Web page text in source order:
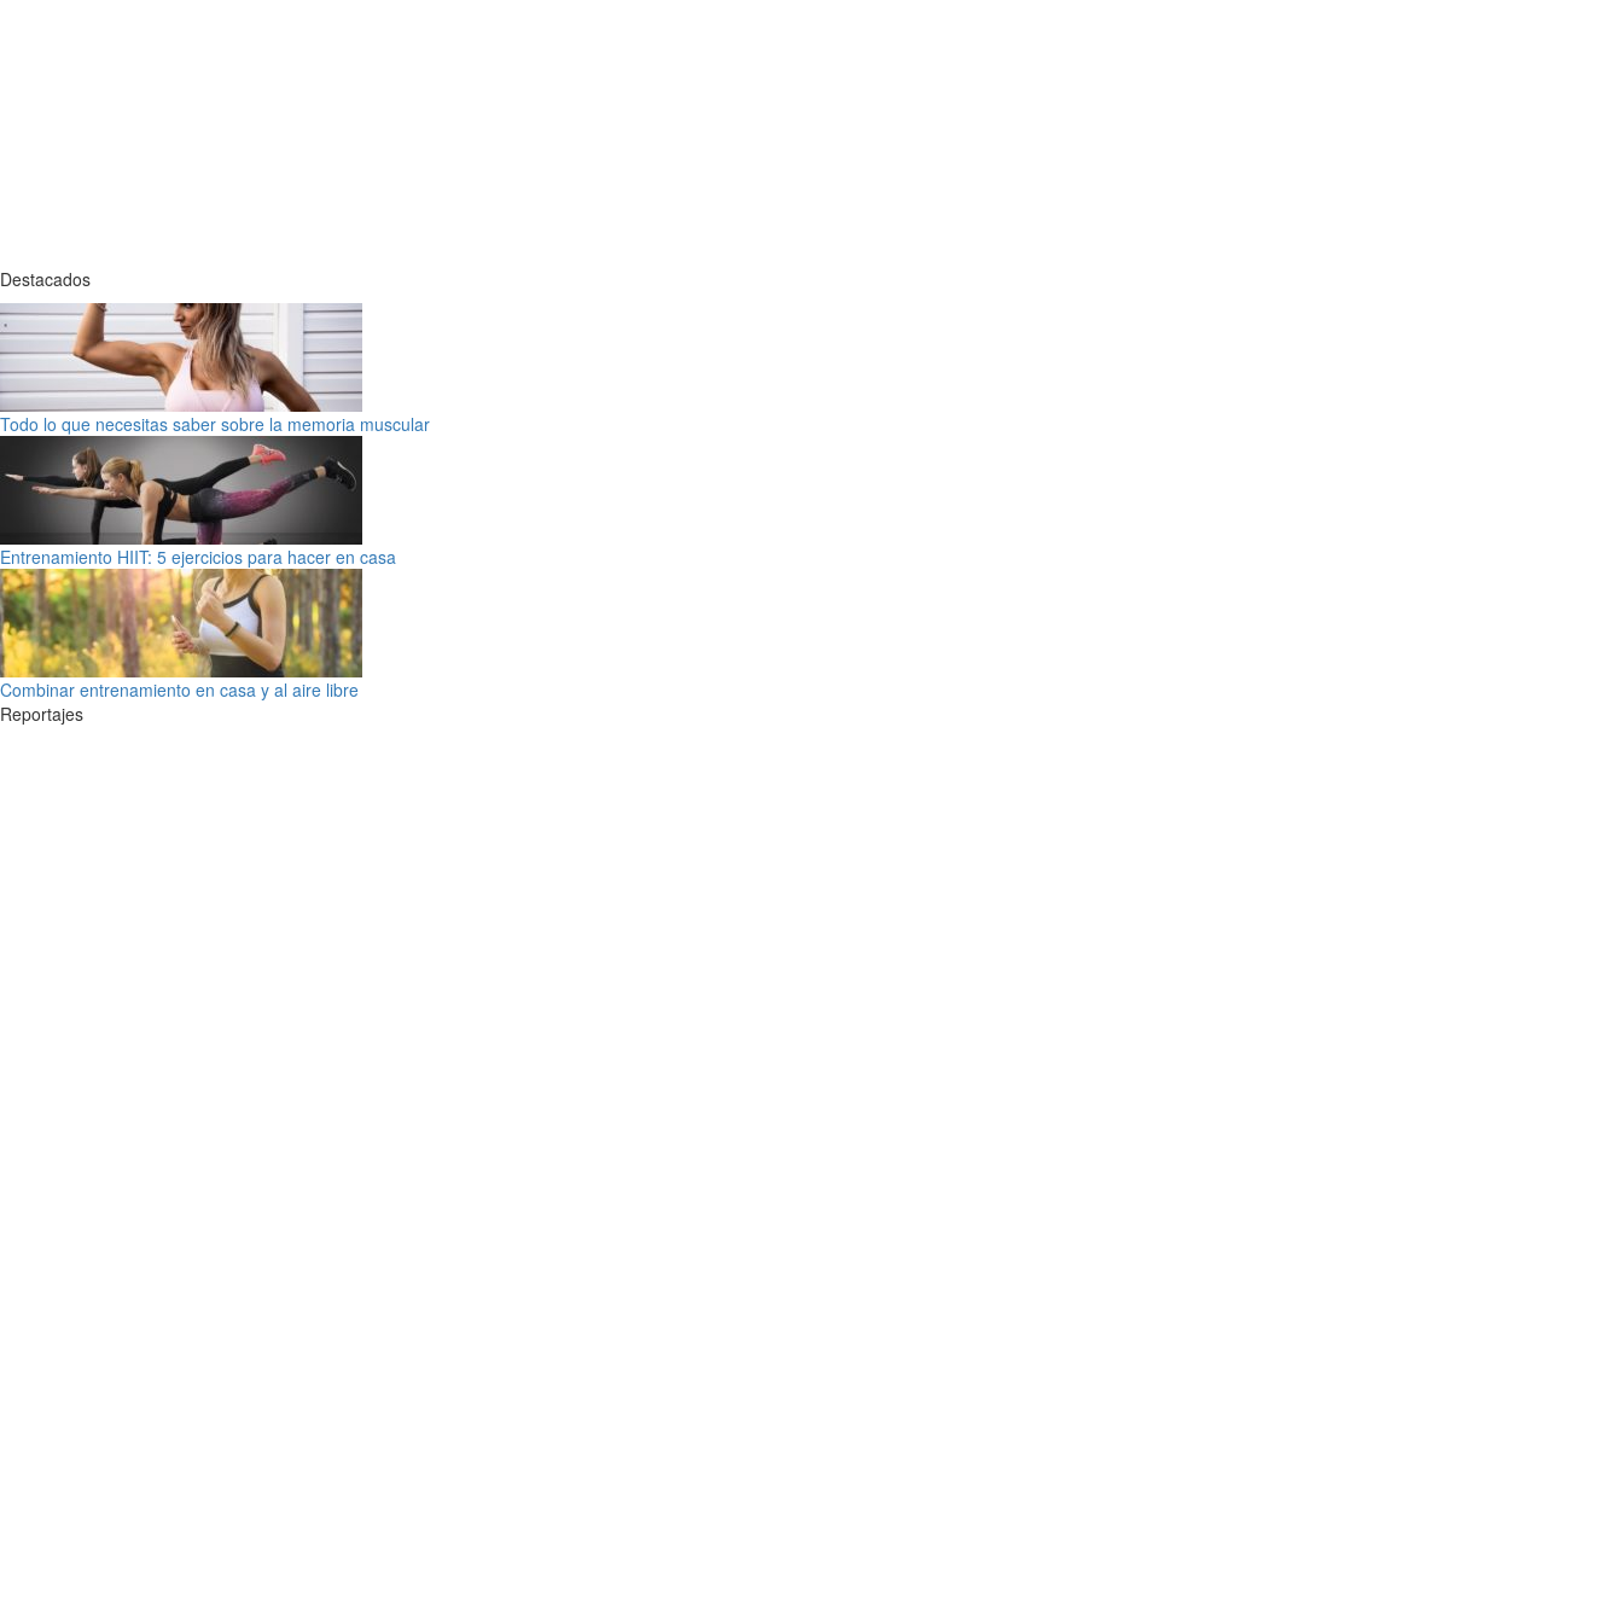
Destacados
Todo lo que necesitas saber sobre la memoria muscular
Entrenamiento HIIT: 5 ejercicios para hacer en casa
Combinar entrenamiento en casa y al aire libre
Reportajes